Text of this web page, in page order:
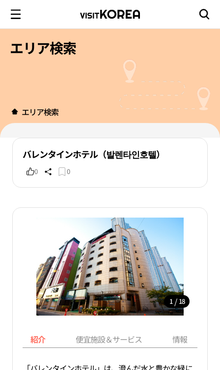
エリア検索
エリア検索
バレンタインホテル（발렌타인호텔）
0 0
1 / 18
紹介 便宜施設＆サービス 情報